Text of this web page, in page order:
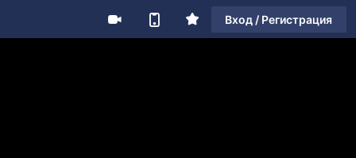
Вход / Регистрация